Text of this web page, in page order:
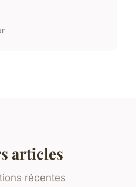
articles
récentes